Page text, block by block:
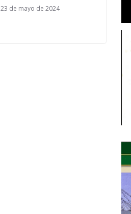
23 de mayo de 2024